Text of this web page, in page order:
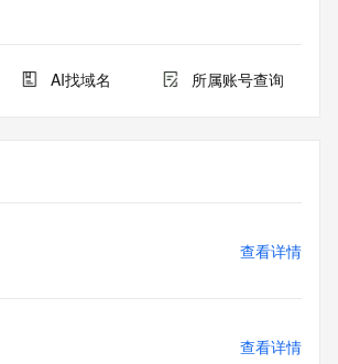
AI找域名 所属账号查询
查看详情
查看详情